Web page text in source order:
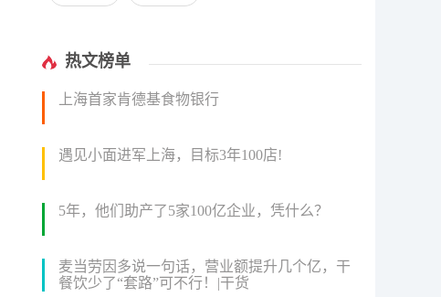
热文榜单
上海首家肯德基食物银行
遇见小面进军上海，目标3年100店!
5年，他们助产了5家100亿企业，凭什么？
麦当劳因多说一句话，营业额提升几个亿，干
餐饮少了“套路”可不行！|干货